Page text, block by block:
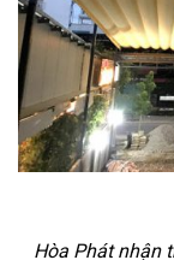
Hòa Phát nhận